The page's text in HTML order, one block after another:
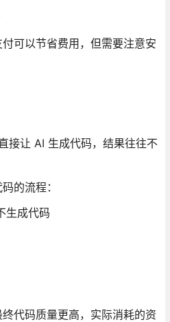
可以节省费用，但需要注意安
接让 AI 生成代码，结果往往不
的流程：
生成代码
代码质量更高，实际消耗的资